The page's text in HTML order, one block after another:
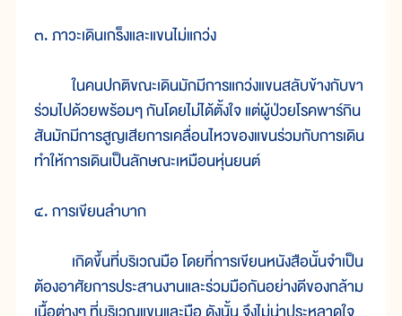
๓. ภาวะเดินเกร็งและแขนไม่แกว่ง
ในคนปกติขณะเดินมักมีการแกว่งแขนสลับข้างกับขา
ร่วมไปด้วยพร้อมๆ กันโดยไม่ได้ตั้งใจ แต่ผู้ป่วยโรคพาร์กิน
สันมักมีการสูญเสียการเคลื่อนไหวของแขนร่วมกับการเดิน
ทำให้การเดินเป็นลักษณะเหมือนหุ่นยนต์
๔. การเขียนลำบาก
เกิดขึ้นที่บริเวณมือ โดยที่การเขียนหนังสือนั้นจำเป็น
ต้องอาศัยการประสานงานและร่วมมือกันอย่างดีของกล้าม